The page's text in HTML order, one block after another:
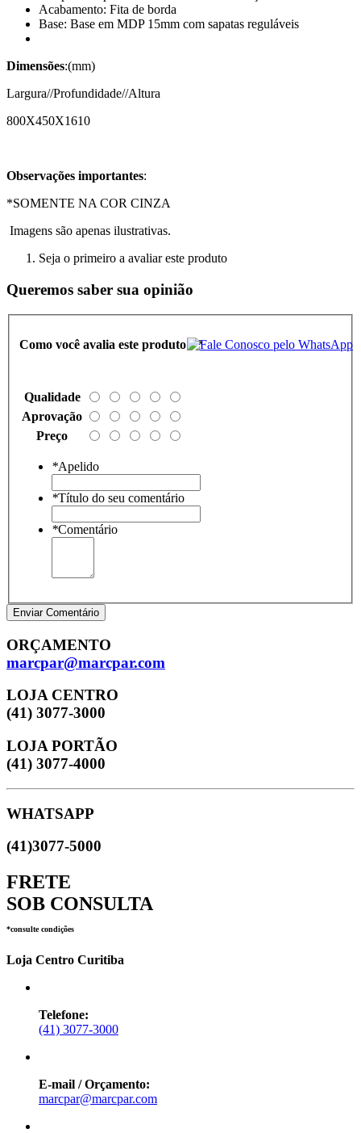
Acabamento: Fita de borda
Base: Base em MDP 15mm com sapatas reguláveis
Dimensões:(mm)
Largura//Profundidade//Altura
800X450X1610
Observações importantes:
*SOMENTE NA COR CINZA
Imagens são apenas ilustrativas.
Seja o primeiro a avaliar este produto
Queremos saber sua opinião
Como você avalia este produto?*
Qualidade
Aprovação
Preço
*Apelido
*Título do seu comentário
*Comentário
Enviar Comentário
ORÇAMENTO
marcpar@marcpar.com
LOJA CENTRO
(41) 3077-3000
LOJA PORTÃO
(41) 3077-4000
WHATSAPP
(41)3077-5000
FRETE
SOB CONSULTA
*consulte condições
Loja Centro Curitiba
Telefone:
(41) 3077-3000
E-mail / Orçamento:
marcpar@marcpar.com